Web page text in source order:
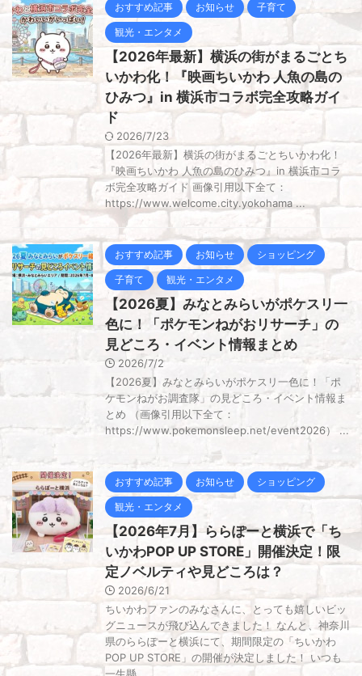
おすすめ記事 お知らせ 子育て
観光・エンタメ
【2026年最新】横浜の街がまるごとち
いかわ化！『映画ちいかわ 人魚の島の
ひみつ』in 横浜市コラボ完全攻略ガイ
ド
2026/7/23
【2026年最新】横浜の街がまるごとちいかわ化！
『映画ちいかわ 人魚の島のひみつ』in 横浜市コラ
ボ完全攻略ガイド 画像引用以下全て：
https://www.welcome.city.yokohama ...
おすすめ記事 お知らせ ショッピング
子育て 観光・エンタメ
【2026夏】みなとみらいがポケスリ一
色に！「ポケモンねがおリサーチ」の
見どころ・イベント情報まとめ
2026/7/2
【2026夏】みなとみらいがポケスリ一色に！「ポ
ケモンねがお調査隊」の見どころ・イベント情報ま
とめ （画像引用以下全て：
https://www.pokemonsleep.net/event2026） ...
おすすめ記事 お知らせ ショッピング
観光・エンタメ
【2026年7月】ららぽーと横浜で「ち
いかわPOP UP STORE」開催決定！限
定ノベルティや見どころは？
2026/6/21
ちいかわファンのみなさんに、とっても嬉しいビッ
グニュースが飛び込んできました！ なんと、神奈川
県のららぽーと横浜にて、期間限定の「ちいかわ
POP UP STORE」の開催が決定しました！ いつも